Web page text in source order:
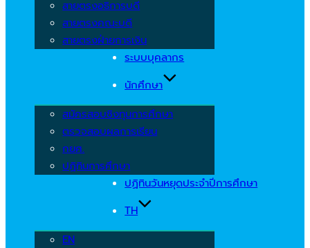
สายตรงอธิการบดี
สายตรงคณะบดี
สายตรงฝ่ายการเงิน
ระบบบุคลากร
นักศึกษา
สมัครสอบชิงทุนการศึกษา
ตรวจสอบผลการเรียน
กยศ.
ปฏิทินการศึกษา
ปฏิทินวันหยุดประจำปีการศึกษา
TH
EN